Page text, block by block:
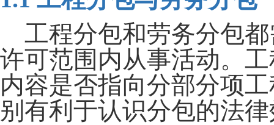
工程分包和劳务分包都
许可范围内从事活动。
内容是否指向分部分项
别有利于认识分包的法